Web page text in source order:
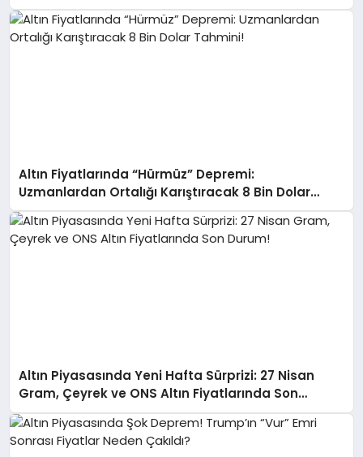
Altın Fiyatlarında “Hürmüz” Depremi:
Uzmanlardan Ortalığı Karıştıracak 8 Bin Dolar
Tahmini!
Altın Piyasasında Yeni Hafta Sürprizi: 27 Nisan
Gram, Çeyrek ve ONS Altın Fiyatlarında Son
Durum!